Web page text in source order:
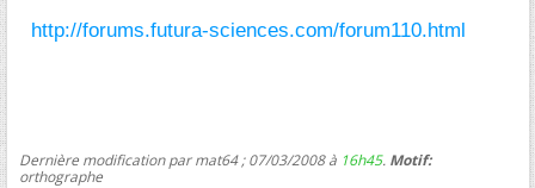
http://forums.futura-sciences.com/forum110.html
Dernière modification par mat64 ; 07/03/2008 à 16h45. Motif:
orthographe